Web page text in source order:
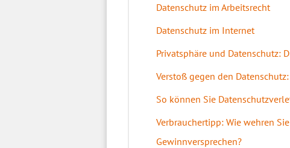
Datenschutz im Arbeitsrecht
Datenschutz im Internet
Privatsphäre und Datenschutz:
Verstoß gegen den
So können Sie
Verbrauchertipp: Wie wehren
Gewinnversprechen?